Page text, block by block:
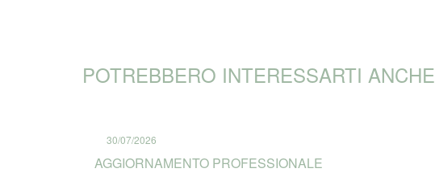
POTREBBERO INTERESSARTI ANCHE
30/07/2026
AGGIORNAMENTO PROFESSIONALE